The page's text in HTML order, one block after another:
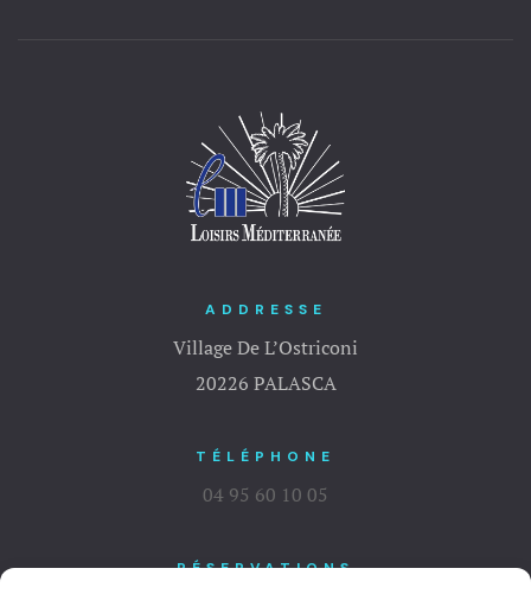
ADDRESSE
Village De L’Ostriconi
20226 PALASCA
TÉLÉPHONE
04 95 60 10 05
RÉSERVATIONS